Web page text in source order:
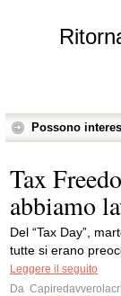
Possono
Tax
abbiamo
Del “Tax Day”,
tutte si erano
Leggere il seguito
Da